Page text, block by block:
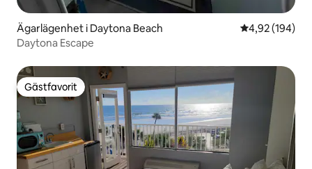
Ägarlägenhet i Daytona Beach 4,92 av 5 i
4,92 (194)
Daytona Escape
Gästfavorit
Gästfavorit